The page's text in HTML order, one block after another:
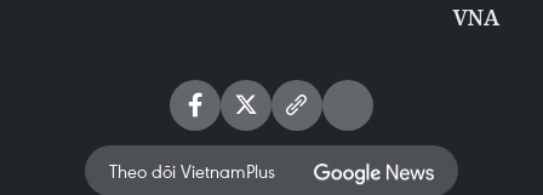
VNA
Theo dõi VietnamPlus